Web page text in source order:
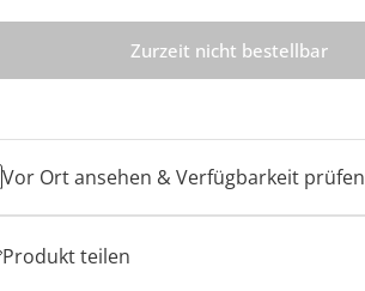
Zurzeit nicht bestellbar
Vor Ort ansehen & Verfügbarkeit prüfen
Produkt teilen